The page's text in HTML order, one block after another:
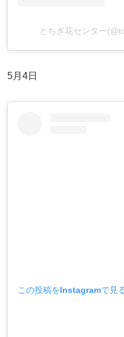
とちぎ花センター
5月4日
この投稿をInstagramで見